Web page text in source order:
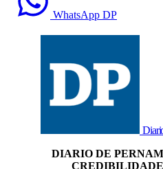
WhatsApp DP
DIARIO DE